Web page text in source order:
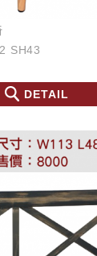
SH43
DETAIL